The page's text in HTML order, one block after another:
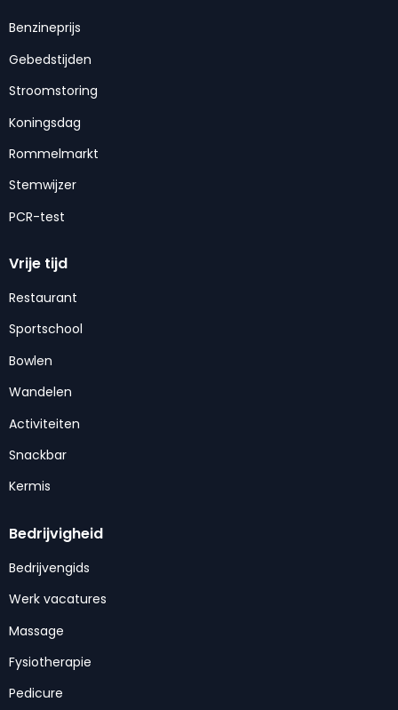
Benzineprijs
Gebedstijden
Stroomstoring
Koningsdag
Rommelmarkt
Stemwijzer
PCR-test
Vrije tijd
Restaurant
Sportschool
Bowlen
Wandelen
Activiteiten
Snackbar
Kermis
Bedrijvigheid
Bedrijvengids
Werk vacatures
Massage
Fysiotherapie
Pedicure